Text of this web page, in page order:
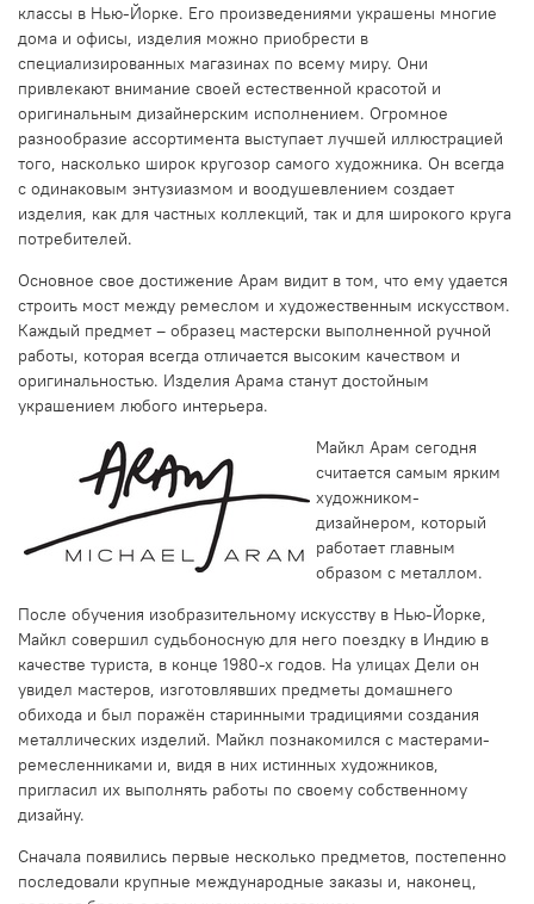
классы в Нью-Йорке. Его произведениями украшены многие
дома и офисы, изделия можно приобрести в
специализированных магазинах по всему миру. Они
привлекают внимание своей естественной красотой и
оригинальным дизайнерским исполнением. Огромное
разнообразие ассортимента выступает лучшей иллюстрацией
того, насколько широк кругозор самого художника. Он всегда
с одинаковым энтузиазмом и воодушевлением создает
изделия, как для частных коллекций, так и для широкого круга
потребителей.
Основное свое достижение Арам видит в том, что ему удается
строить мост между ремеслом и художественным искусством.
Каждый предмет – образец мастерски выполненной ручной
работы, которая всегда отличается высоким качеством и
оригинальностью. Изделия Арама станут достойным
украшением любого интерьера.
Майкл Арам сегодня
считается самым ярким
художником-
дизайнером, который
работает главным
образом с металлом.
После обучения изобразительному искусству в Нью-Йорке,
Майкл совершил судьбоносную для него поездку в Индию в
качестве туриста, в конце 1980-х годов. На улицах Дели он
увидел мастеров, изготовлявших предметы домашнего
обихода и был поражён старинными традициями создания
металлических изделий. Майкл познакомился с мастерами-
ремесленниками и, видя в них истинных художников,
пригласил их выполнять работы по своему собственному
дизайну.
Сначала появились первые несколько предметов, постепенно
последовали крупные международные заказы и, наконец,